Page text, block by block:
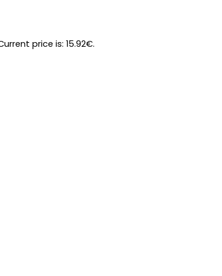
price is: 15.92€.